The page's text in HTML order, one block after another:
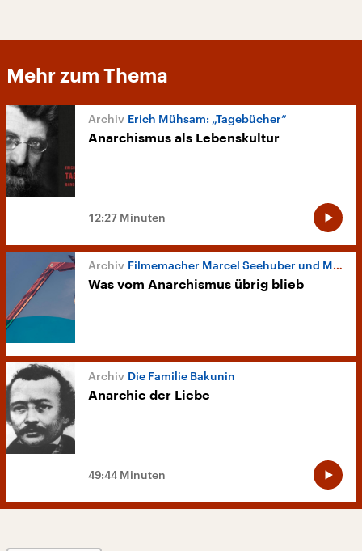
Mehr zum Thema
Erich Mühsam: „Tagebücher“
Anarchismus als Lebenskultur
12:27 Minuten
Filmemacher Marcel Seehuber und Moritz Springer
Was vom Anarchismus übrig blieb
Die Familie Bakunin
Anarchie der Liebe
49:44 Minuten